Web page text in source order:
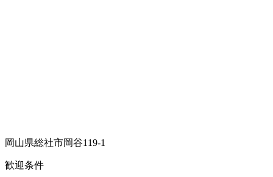
岡山県総社市岡谷119-1
歓迎条件